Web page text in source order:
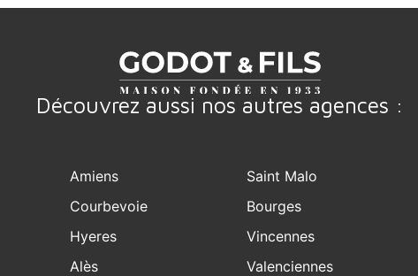
Découvrez aussi nos autres agences :
Amiens
Courbevoie
Hyeres
Alès
Saint Malo
Bourges
Vincennes
Valenciennes